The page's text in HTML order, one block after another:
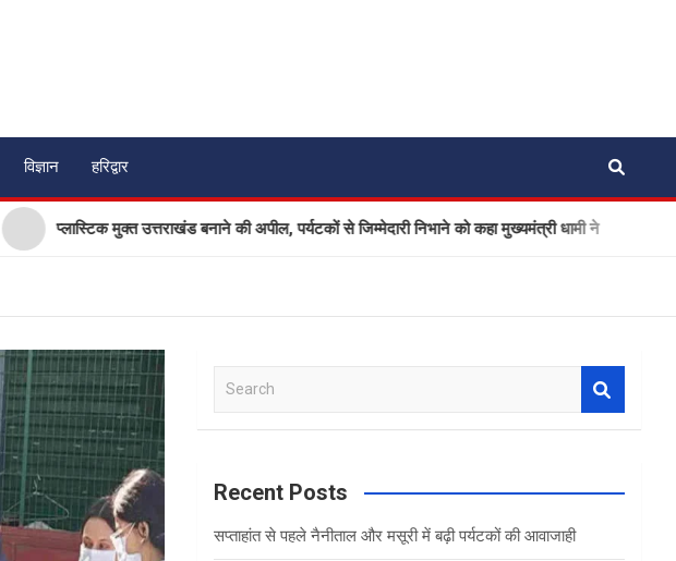
विज्ञान हरिद्वार
मुक्त उत्तराखंड बनाने की अपील, पर्यटकों से जिम्मेदारी निभाने को कहा मुख्यमंत्री धामी ने
a
c
Recent Posts
सप्ताहांत से पहले नैनीताल और मसूरी में बढ़ी पर्यटकों की आवाजाही